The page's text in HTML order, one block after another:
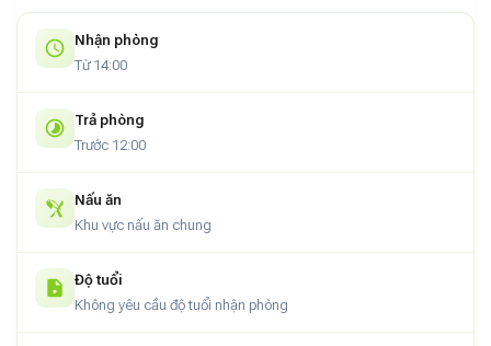
Nhận phòng
Từ 14:00
Trả phòng
Trước 12:00
Nấu ăn
Khu vực nấu ăn chung
Độ tuổi
Không yêu cầu độ tuổi nhận phòng